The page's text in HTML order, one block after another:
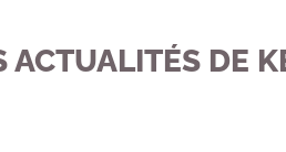
ACTUALITÉS DE